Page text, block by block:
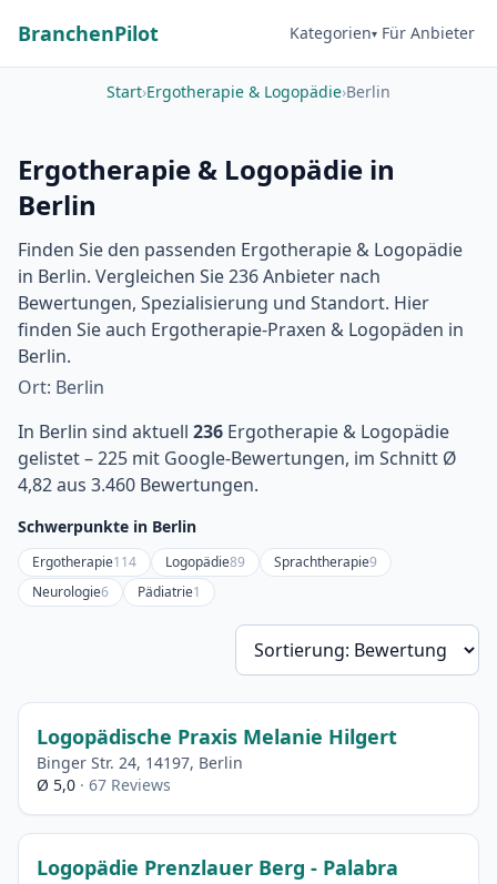
BranchenPilot Kategorien Für Anbieter
Start›Ergotherapie & Logopädie›Berlin
Ergotherapie & Logopädie in
Berlin
Finden Sie den passenden Ergotherapie & Logopädie
in Berlin. Vergleichen Sie 236 Anbieter nach
Bewertungen, Spezialisierung und Standort. Hier
finden Sie auch Ergotherapie-Praxen & Logopäden in
Berlin.
Ort: Berlin
In Berlin sind aktuell 236 Ergotherapie & Logopädie
gelistet – 225 mit Google-Bewertungen, im Schnitt Ø
4,82 aus 3.460 Bewertungen.
Schwerpunkte in Berlin
Ergotherapie114 Logopädie89 Sprachtherapie9
Neurologie6 Pädiatrie1
Logopädische Praxis Melanie Hilgert
Binger Str. 24, 14197, Berlin
Ø 5,0 · 67 Reviews
Logopädie Prenzlauer Berg - Palabra